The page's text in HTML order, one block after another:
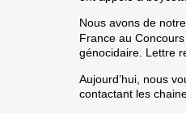
Nous avons de
France au
génocidaire. Lettre
Aujourd’hui, nous
contactant les